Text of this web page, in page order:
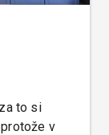
to si
v